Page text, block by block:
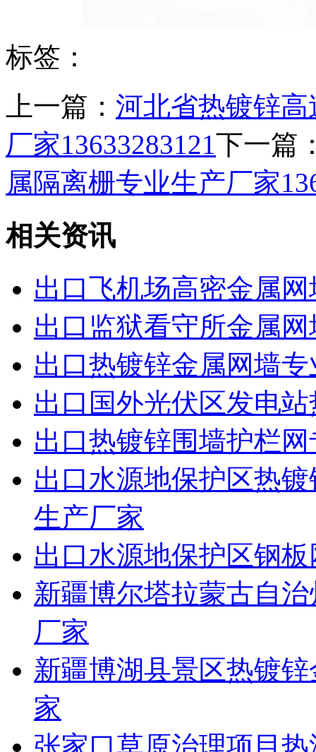
标签：
上一篇： 河北省热镀锌
厂家13633283121下一篇
属隔离栅专业生产厂家
相关资讯
出口飞机场高密金属
出口监狱看守所金属
出口热镀锌金属网墙
出口国外光伏区发电
出口热镀锌围墙护栏
出口水源地保护区热
生产厂家
出口水源地保护区钢
新疆博尔塔拉蒙古自
厂家
新疆博湖县景区热镀
家